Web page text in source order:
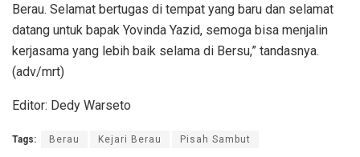
Berau. Selamat bertugas di tempat yang baru dan selamat
datang untuk bapak Yovinda Yazid, semoga bisa menjalin
kerjasama yang lebih baik selama di Bersu,” tandasnya.
(adv/mrt)
Editor: Dedy Warseto
Tags: Berau Kejari Berau Pisah Sambut